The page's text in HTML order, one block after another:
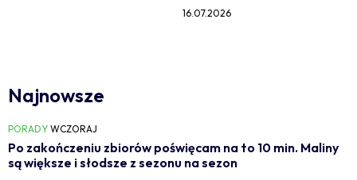
16.07.2026
Najnowsze
PORADY WCZORAJ
Po zakończeniu zbiorów poświęcam na to 10 min. Maliny
są większe i słodsze z sezonu na sezon